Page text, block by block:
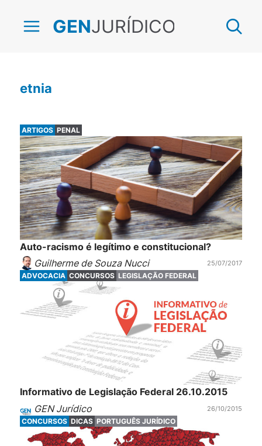
GENJURÍDICO
etnia
ARTIGOS PENAL
Auto-racismo é legítimo e constitucional?
Guilherme de Souza Nucci
25/07/2017
ADVOCACIA CONCURSOS LEGISLAÇÃO FEDERAL
Informativo de Legislação Federal 26.10.2015
GEN Jurídico
26/10/2015
CONCURSOS DICAS PORTUGUÊS JURÍDICO